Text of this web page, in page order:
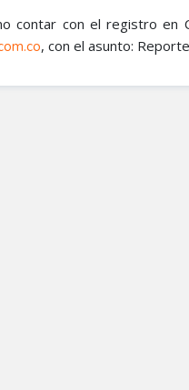
contar con el registro en
, con el asunto: